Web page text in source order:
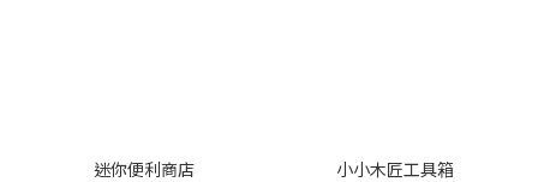
迷你便利商店 小小木匠工具箱